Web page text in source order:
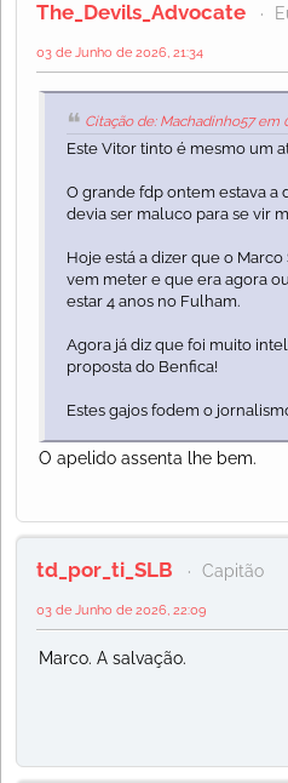
The_Devils_Advocate
03 de Junho de 2026, 21:34
Citação de: Machadinho57 em
Este Vitor tinto é mesmo um
O grande fdp ontem estava a
devia ser maluco para se vir
Hoje está a dizer que o
vem meter e que era agora
estar 4 anos no Fulham.
Agora já diz que foi muito
proposta do Benfica!
Estes gajos fodem o
O apelido assenta lhe bem.
td_por_ti_SLB Capitão
03 de Junho de 2026, 22:09
Marco. A salvação.